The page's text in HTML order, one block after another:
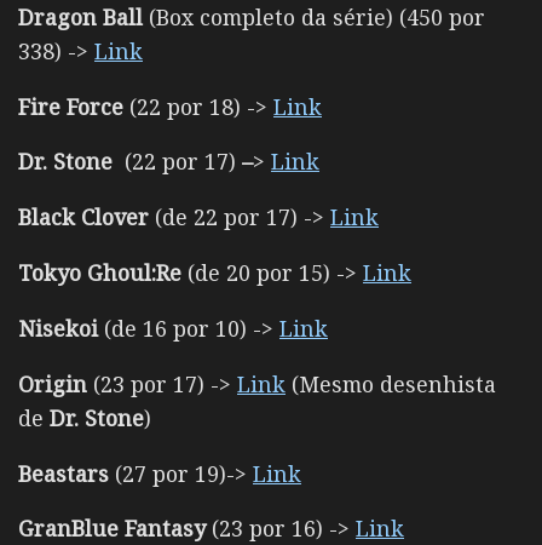
Dragon Ball (Box completo da série) (450 por
338) -> Link
Fire Force (22 por 18) -> Link
Dr. Stone (22 por 17) –> Link
Black Clover (de 22 por 17) -> Link
Tokyo Ghoul:Re (de 20 por 15) -> Link
Nisekoi (de 16 por 10) -> Link
Origin (23 por 17) -> Link (Mesmo desenhista
de Dr. Stone)
Beastars (27 por 19)-> Link
GranBlue Fantasy(23 por 16) -> Link